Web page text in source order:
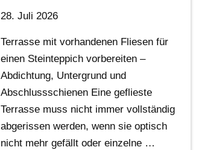
28. Juli 2026
Terrasse mit vorhandenen Fliesen für
einen Steinteppich vorbereiten –
Abdichtung, Untergrund und
Abschlussschienen Eine geflieste
Terrasse muss nicht immer vollständig
abgerissen werden, wenn sie optisch
nicht mehr gefällt oder einzelne …